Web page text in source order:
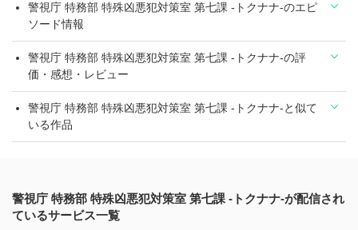
警視庁 特務部 特殊凶悪犯対策室 第七課 -トクナナ-のエピ
ソード情報
警視庁 特務部 特殊凶悪犯対策室 第七課 -トクナナ-の評
価・感想・レビュー
警視庁 特務部 特殊凶悪犯対策室 第七課 -トクナナ-と似て
いる作品
警視庁 特務部 特殊凶悪犯対策室 第七課 -トクナナ-が配信され
ているサービス一覧